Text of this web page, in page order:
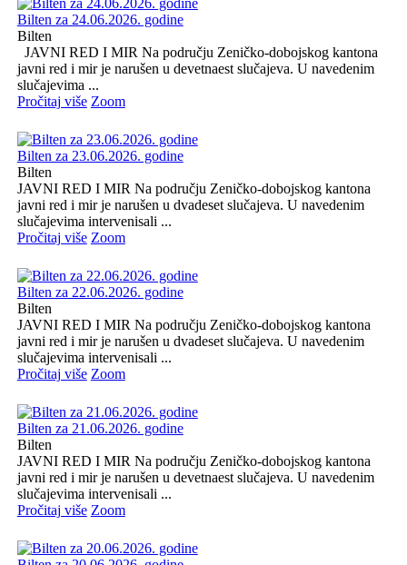
Bilten za 24.06.2026. godine
Bilten
JAVNI RED I MIR Na području Zeničko-dobojskog kantona
javni red i mir je narušen u devetnaest slučajeva. U navedenim
slučajevima ...
Pročitaj više Zoom
Bilten za 23.06.2026. godine
Bilten
JAVNI RED I MIR Na području Zeničko-dobojskog kantona
javni red i mir je narušen u dvadeset slučajeva. U navedenim
slučajevima intervenisali ...
Pročitaj više Zoom
Bilten za 22.06.2026. godine
Bilten
JAVNI RED I MIR Na području Zeničko-dobojskog kantona
javni red i mir je narušen u dvadeset slučajeva. U navedenim
slučajevima intervenisali ...
Pročitaj više Zoom
Bilten za 21.06.2026. godine
Bilten
JAVNI RED I MIR Na području Zeničko-dobojskog kantona
javni red i mir je narušen u devetnaest slučajeva. U navedenim
slučajevima intervenisali ...
Pročitaj više Zoom